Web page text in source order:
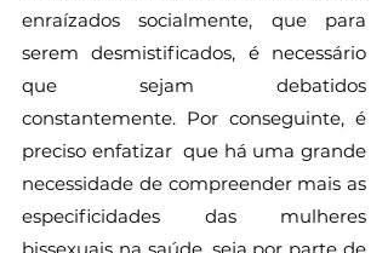
enraízados socialmente, que para
serem desmistificados, é necessário
que sejam debatidos
constantemente. Por conseguinte, é
preciso enfatizar  que há uma grande
necessidade de compreender mais as
especificidades das mulheres
bissexuais na saúde, seja por parte de